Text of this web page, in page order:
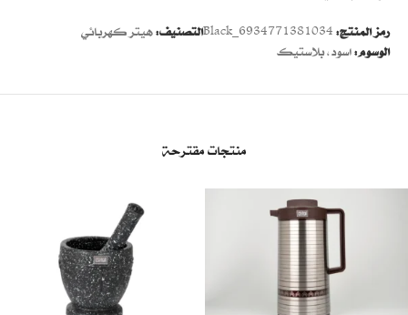
رمز المنتج:6934771381034_Black التصنيف:هيتر كهربائي
الوسوم:اسود,بلاستيك
منتجات مقترحة